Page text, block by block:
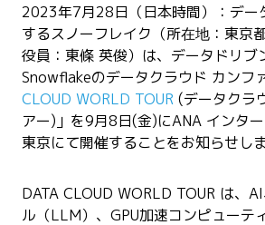
2023年7月28日 （日本時間）：デ
するスノーフレイク（所在地：東京
役員：東條 英俊）は、データドリブ
Snowflakeのデータクラウド カンフ
CLOUD WORLD TOUR (データクラ
アー)」を9月8日(金)にANA インタ
東京にて開催することをお知らせしま
DATA CLOUD WORLD TOUR は、
ル（LLM）、GPU加速コンピューテ